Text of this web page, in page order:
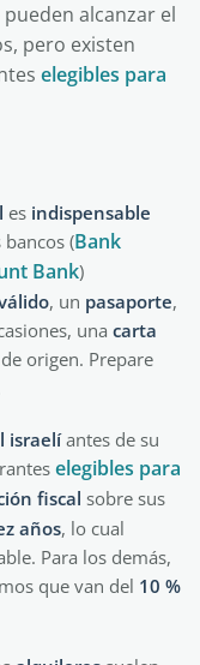
alcanzar el
pero existen
elegibles para
es indispensable
(Bank
Bank)
, un pasaporte,
una carta
origen. Prepare
israelíantes de su
elegibles para
fiscal sobre sus
años, lo cual
Para los demás,
que van del 10 %